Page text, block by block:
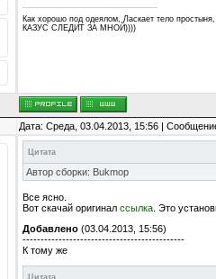
Как хорошо под одеялом, Ласкает тело
КАЗУС СЛЕДИТ ЗА МНОЙ))))
Дата: Среда, 03.04.2013, 15:56 |
Цитата
Автор сборки: Bukmop
Все ясно.
Вот скачай оригинал ссылка . Это
Добавлено (03.04.2013, 15:56)
---------------------------------------------
К тому же